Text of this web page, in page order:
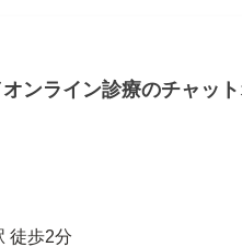
ンライン診療のチャッ
徒歩2分